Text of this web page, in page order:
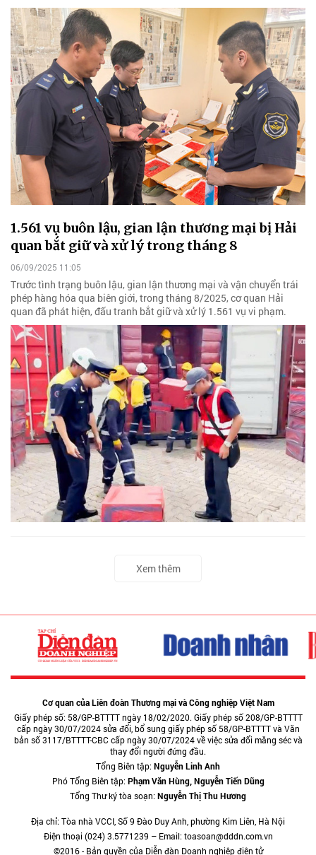
1.561 vụ buôn lậu, gian lận thương mại bị Hải
quan bắt giữ và xử lý trong tháng 8
06/09/2025 11:05
Trước tình trạng buôn lậu, gian lận thương mại và vận chuyển trái
phép hàng hóa qua biên giới, trong tháng 8/2025, cơ quan Hải
quan đã phát hiện, đấu tranh bắt giữ và xử lý 1.561 vụ vi phạm.
Xem thêm
Cơ quan của Liên đoàn Thương mại và Công nghiệp Việt Nam
Giấy phép số: 58/GP-BTTTT ngày 18/02/2020. Giấy phép số 208/GP-BTTTT
cấp ngày 30/07/2024 sửa đổi, bổ sung giấy phép số 58/GP-BTTTT và Văn
bản số 3117/BTTTT-CBC cấp ngày 30/07/2024 về việc sửa đổi măng séc và
thay đổi người đứng đầu.
Tổng Biên tập:Nguyễn Linh Anh
Phó Tổng Biên tập:Phạm Văn Hùng, Nguyễn Tiến Dũng
Tổng Thư ký tòa soạn:Nguyễn Thị Thu Hương
Địa chỉ: Tòa nhà VCCI, Số 9 Đào Duy Anh, phường Kim Liên, Hà Nội
Điện thoại (024) 3.5771239 – Email: toasoan@dddn.com.vn
©2016 - Bản quyền của Diễn đàn Doanh nghiệp điện tử